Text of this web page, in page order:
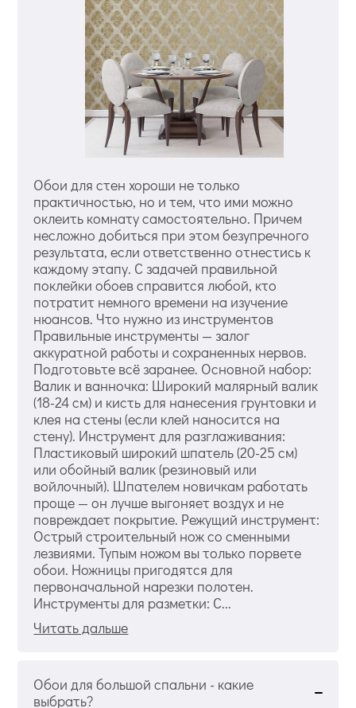
Обои для стен хороши не только
практичностью, но и тем, что ими можно
оклеить комнату самостоятельно. Причем
несложно добиться при этом безупречного
результата, если ответственно отнестись к
каждому этапу. С задачей правильной
поклейки обоев справится любой, кто
потратит немного времени на изучение
нюансов. Что нужно из инструментов
Правильные инструменты — залог
аккуратной работы и сохраненных нервов.
Подготовьте всё заранее. Основной набор:
Валик и ванночка: Широкий малярный валик
(18-24 см) и кисть для нанесения грунтовки и
клея на стены (если клей наносится на
стену). Инструмент для разглаживания:
Пластиковый широкий шпатель (20-25 см)
или обойный валик (резиновый или
войлочный). Шпателем новичкам работать
проще — он лучше выгоняет воздух и не
повреждает покрытие. Режущий инструмент:
Острый строительный нож со сменными
лезвиями. Тупым ножом вы только порвете
обои. Ножницы пригодятся для
первоначальной нарезки полотен.
Инструменты для разметки: С...
Читать дальше
Обои для большой спальни - какие
выбрать?